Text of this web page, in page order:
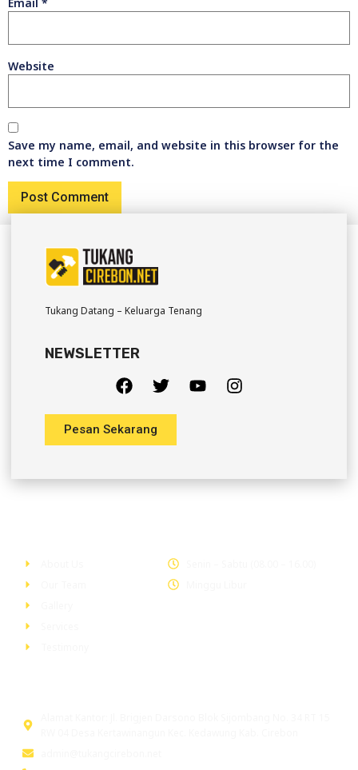
Website
Save my name, email, and website in this browser for the
next time I comment.
Tukang Datang – Keluarga Tenang
NEWSLETTER
Pesan Sekarang